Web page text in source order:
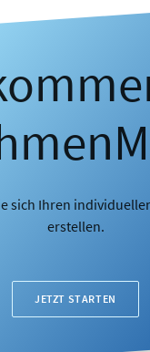
sich Ihren
erstellen.
JETZT STARTEN